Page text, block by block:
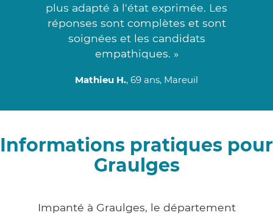
plus adapté à l'état exprimée. Les
réponses sont complètes et sont
soignées et les candidats
empathiques. »
Mathieu H., 69 ans, Mareuil
Informations pratiques pour
Graulges
Impanté à Graulges, le département